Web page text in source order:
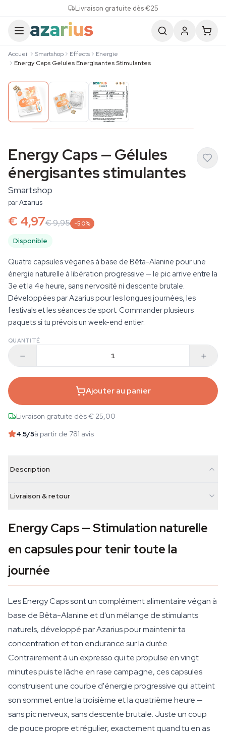
Livraison gratuite dès €25
Accueil Smartshop Effects
Energie
Energy Caps Gelules Energisantes Stimulantes
Energy Caps — Gélules
énergisantes stimulantes
Smartshop
parAzarius
€ 4,97€ 9,95 -50%
Disponible
Quatre capsules véganes à base de Bêta-Alanine pour une
énergie naturelle à libération progressive — le pic arrive entre la
3e et la 4e heure, sans nervosité ni descente brutale.
Développées par Azarius pour les longues journées, les
festivals et les séances de sport. Commander plusieurs
paquets si tu prévois un week-end entier.
QUANTITÉ
Ajouter au panier
Livraison gratuite dès € 25,00
4.5/5à partir de 781 avis
Description
Livraison & retour
Energy Caps — Stimulation naturelle
en capsules pour tenir toute la
journée
Les Energy Caps sont un complément alimentaire végan à
base de Bêta-Alanine et d'un mélange de stimulants
naturels, développé par Azarius pour maintenir ta
concentration et ton endurance sur la durée.
Contrairement à un expresso qui te propulse en vingt
minutes puis te lâche en rase campagne, ces capsules
construisent une courbe d'énergie progressive qui atteint
son sommet entre la troisième et la quatrième heure —
sans pic nerveux, sans descente brutale. Juste un coup
de pouce propre et régulier, exactement quand tu en as